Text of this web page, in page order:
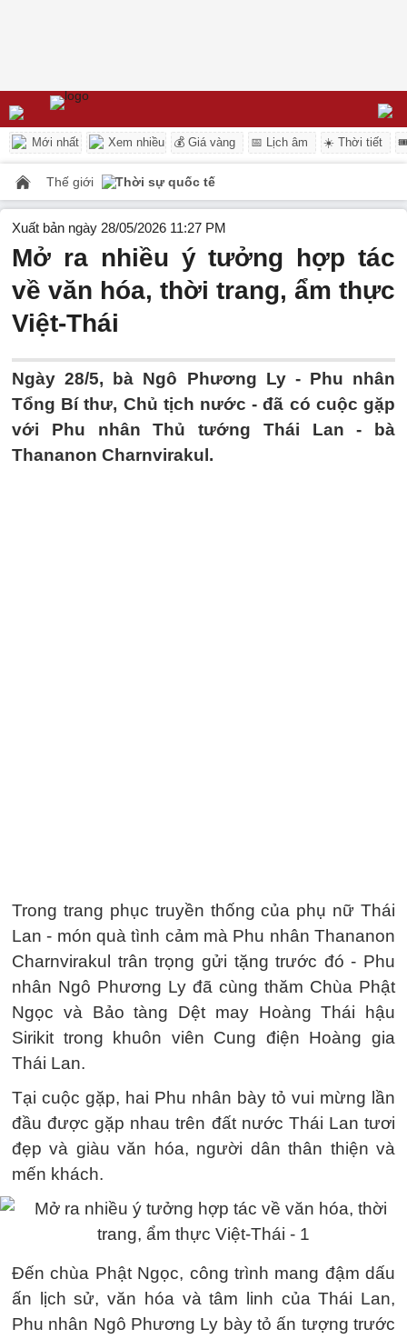
Mới nhất Xem nhiều 💰 Giá vàng 📅 Lịch âm ☀️ Thời tiết
Thế giới Thời sự quốc tế
Xuất bản ngày 28/05/2026 11:27 PM
Mở ra nhiều ý tưởng hợp tác
về văn hóa, thời trang, ẩm thực
Việt-Thái
Ngày 28/5, bà Ngô Phương Ly - Phu nhân
Tổng Bí thư, Chủ tịch nước - đã có cuộc gặp
với Phu nhân Thủ tướng Thái Lan - bà
Thananon Charnvirakul.
Trong trang phục truyền thống của phụ nữ Thái
Lan - món quà tình cảm mà Phu nhân Thananon
Charnvirakul trân trọng gửi tặng trước đó - Phu
nhân Ngô Phương Ly đã cùng thăm Chùa Phật
Ngọc và Bảo tàng Dệt may Hoàng Thái hậu
Sirikit trong khuôn viên Cung điện Hoàng gia
Thái Lan.
Tại cuộc gặp, hai Phu nhân bày tỏ vui mừng lần
đầu được gặp nhau trên đất nước Thái Lan tươi
đẹp và giàu văn hóa, người dân thân thiện và
mến khách.
Đến chùa Phật Ngọc, công trình mang đậm dấu
ấn lịch sử, văn hóa và tâm linh của Thái Lan,
Phu nhân Ngô Phương Ly bày tỏ ấn tượng trước